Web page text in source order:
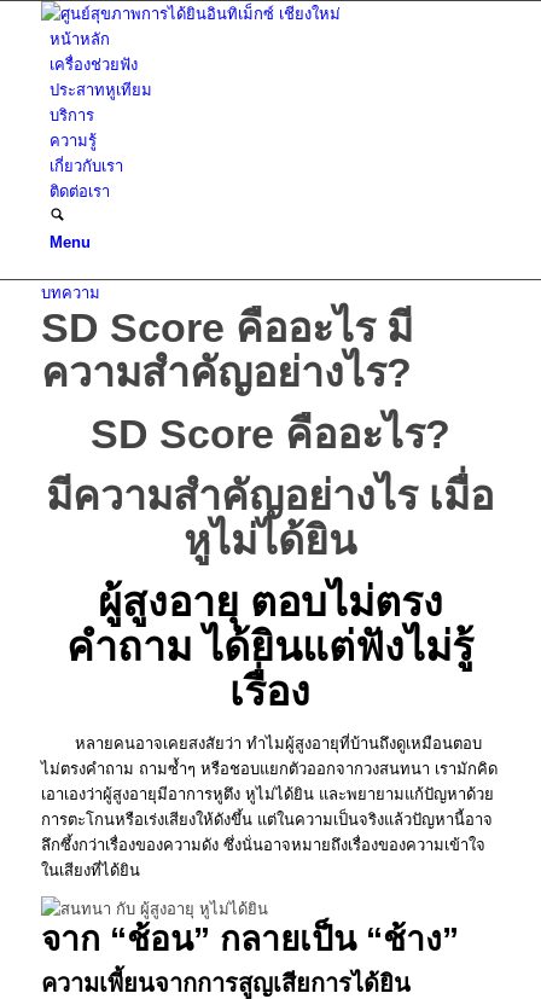
หน้าหลัก
เครื่องช่วยฟัง
ประสาทหูเทียม
บริการ
ความรู้
เกี่ยวกับเรา
ติดต่อเรา
Menu
บทความ
SD Score คืออะไร มี
ความสำคัญอย่างไร?
SD Score คืออะไร?
มีความสำคัญอย่างไร เมื่อ
หูไม่ได้ยิน
ผู้สูงอายุ ตอบไม่ตรง
คำถาม ได้ยินแต่ฟังไม่รู้
เรื่อง
หลายคนอาจเคยสงสัยว่า ทำไมผู้สูงอายุที่บ้านถึงดูเหมือนตอบ
ไม่ตรงคำถาม ถามซ้ำๆ หรือชอบแยกตัวออกจากวงสนทนา เรามักคิด
เอาเองว่าผู้สูงอายุมีอาการหูตึง หูไม่ได้ยิน และพยายามแก้ปัญหาด้วย
การตะโกนหรือเร่งเสียงให้ดังขึ้น แต่ในความเป็นจริงแล้วปัญหานี้อาจ
ลึกซึ้งกว่าเรื่องของความดัง ซึ่งนั่นอาจหมายถึงเรื่องของความเข้าใจ
ในเสียงที่ได้ยิน
จาก “ช้อน” กลายเป็น “ช้าง”
ความเพี้ยนจากการสูญเสียการได้ยิน